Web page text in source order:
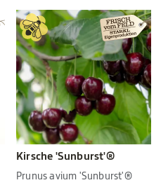
Kirsche 'Sunburst'®
Prunus avium 'Sunburst'®